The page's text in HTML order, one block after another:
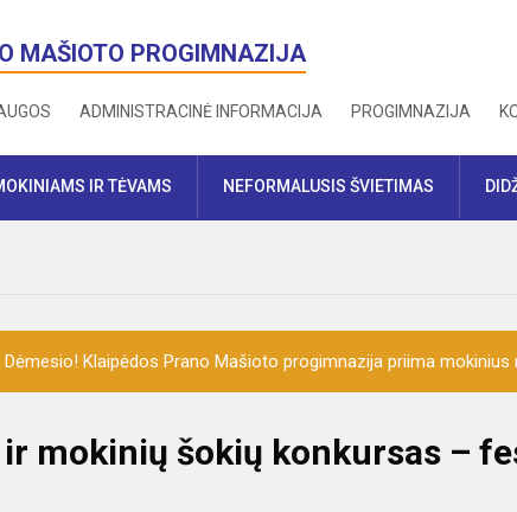
MAŠIOTO PROGIMNAZIJA
ADMINISTRACINĖ INFORMACIJA PROGIMNAZIJA
IR TĖVAMS NEFORMALUSIS ŠVIETIMAS
Dėmesio! Klaipėdos Prano Mašioto progimnazija priima
mokinių šokių konkursas –